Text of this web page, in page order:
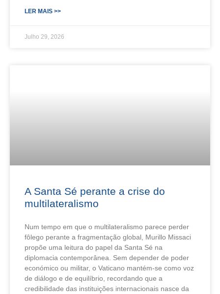
LER MAIS >>
Julho 29, 2026
A Santa Sé perante a crise do
multilateralismo
Num tempo em que o multilateralismo parece perder
fôlego perante a fragmentação global, Murillo Missaci
propõe uma leitura do papel da Santa Sé na
diplomacia contemporânea. Sem depender de poder
económico ou militar, o Vaticano mantém-se como voz
de diálogo e de equilíbrio, recordando que a
credibilidade das instituições internacionais nasce da